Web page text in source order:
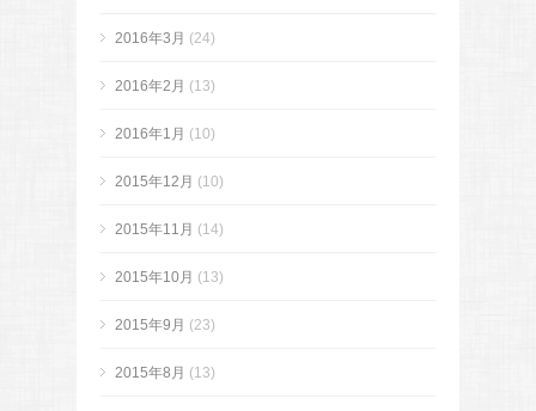
2016年3月 (24)
2016年2月 (13)
2016年1月 (10)
2015年12月 (10)
2015年11月 (14)
2015年10月 (13)
2015年9月 (23)
2015年8月 (13)